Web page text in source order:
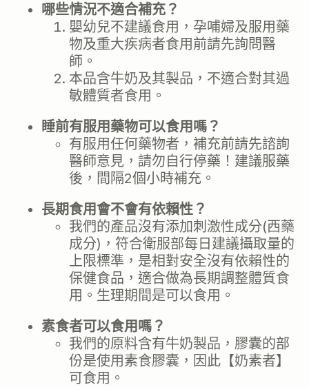
哪些情況不適合補充？
嬰幼兒不建議食用，孕哺婦及服用藥
物及重大疾病者食用前請先詢問醫
師。
本品含牛奶及其製品，不適合對其過
敏體質者食用。
睡前有服用藥物可以食用嗎？
有服用任何藥物者，補充前請先諮詢
醫師意見，請勿自行停藥！建議服藥
後，間隔2個小時補充。
長期食用會不會有依賴性？
我們的產品沒有添加刺激性成分(西藥
成分)，符合衛服部每日建議攝取量的
上限標準，是相對安全沒有依賴性的
保健食品，適合做為長期調整體質食
用。生理期間是可以食用。
素食者可以食用嗎？
我們的原料含有牛奶製品，膠囊的部
份是使用素食膠囊，因此【奶素者】
可食用。